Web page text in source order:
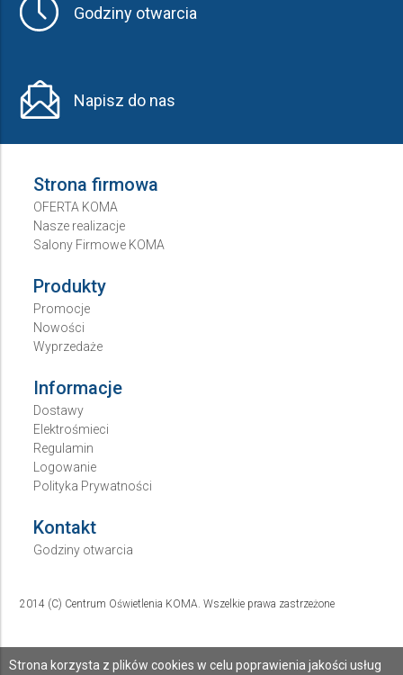
Strona korzysta z plików cookies w celu poprawienia jakości usług
do
Godziny otwarcia
Napisz do nas
Strona firmowa
OFERTA KOMA
Nasze realizacje
Salony Firmowe KOMA
Produkty
Promocje
Nowości
Wyprzedaże
Informacje
Dostawy
Elektrośmieci
Regulamin
Logowanie
Polityka Prywatności
Kontakt
Godziny otwarcia
2014 (C) Centrum Oświetlenia KOMA. Wszelkie prawa zastrzeżone